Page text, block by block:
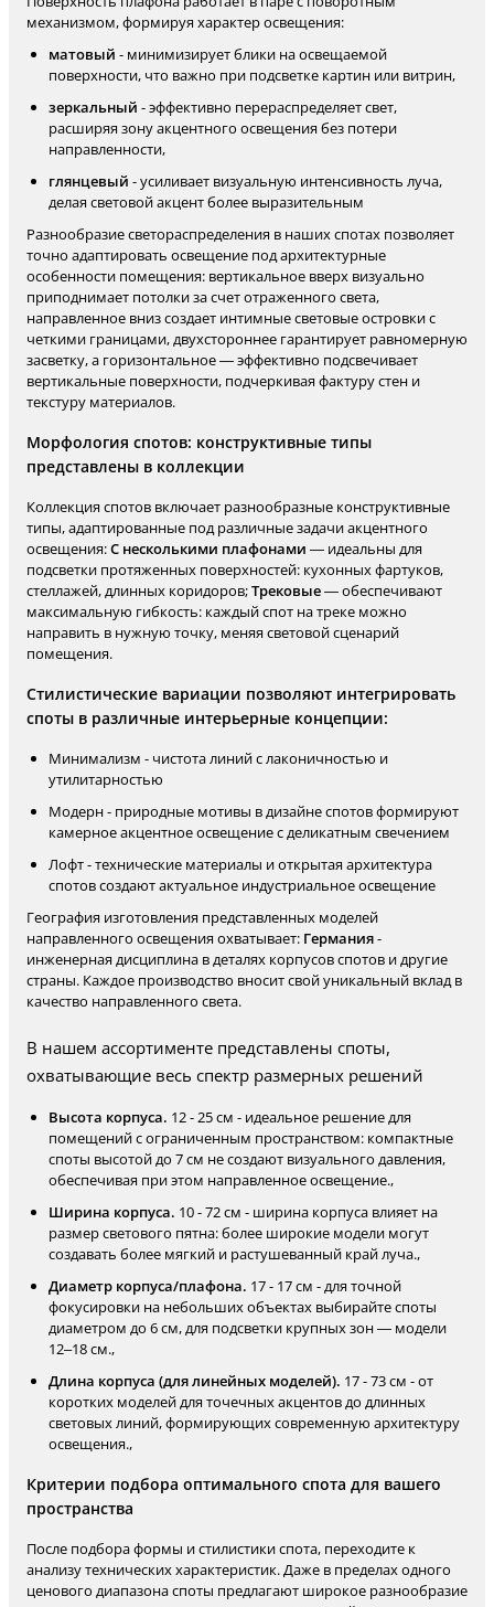
механизмом, формируя характер освещения:
матовый - минимизирует блики на освещаемой
поверхности, что важно при подсветке картин или витрин,
зеркальный - эффективно перераспределяет свет,
расширяя зону акцентного освещения без потери
направленности,
глянцевый - усиливает визуальную интенсивность луча,
делая световой акцент более выразительным
Разнообразие светораспределения в наших спотах позволяет
точно адаптировать освещение под архитектурные
особенности помещения: вертикальное вверх визуально
приподнимает потолки за счет отраженного света,
направленное вниз создает интимные световые островки с
четкими границами, двухстороннее гарантирует равномерную
засветку, а горизонтальное — эффективно подсвечивает
вертикальные поверхности, подчеркивая фактуру стен и
текстуру материалов.
Морфология спотов: конструктивные типы
представлены в коллекции
Коллекция спотов включает разнообразные конструктивные
типы, адаптированные под различные задачи акцентного
освещения:С несколькими плафонами — идеальны для
подсветки протяженных поверхностей: кухонных фартуков,
стеллажей, длинных коридоров;Трековые— обеспечивают
максимальную гибкость: каждый спот на треке можно
направить в нужную точку, меняя световой сценарий
помещения.
Стилистические вариации позволяют интегрировать
споты в различные интерьерные концепции:
Минимализм - чистота линий с лаконичностью и
утилитарностью
Модерн - природные мотивы в дизайне спотов формируют
камерное акцентное освещение с деликатным свечением
Лофт - технические материалы и открытая архитектура
спотов создают актуальное индустриальное освещение
География изготовления представленных моделей
направленного освещения охватывает: Германия-
инженерная дисциплина в деталях корпусов спотов и другие
страны. Каждое производство вносит свой уникальный вклад в
качество направленного света.
В нашем ассортименте представлены споты,
охватывающие весь спектр размерных решений
Высота корпуса. 12 - 25 см - идеальное решение для
помещений с ограниченным пространством: компактные
споты высотой до 7 см не создают визуального давления,
обеспечивая при этом направленное освещение.,
Ширина корпуса. 10 - 72 см - ширина корпуса влияет на
размер светового пятна: более широкие модели могут
создавать более мягкий и растушеванный край луча.,
Диаметр корпуса/плафона. 17 - 17 см - для точной
фокусировки на небольших объектах выбирайте споты
диаметром до 6 см, для подсветки крупных зон — модели
12–18 см.,
Длина корпуса (для линейных моделей). 17 - 73 см - от
коротких моделей для точечных акцентов до длинных
световых линий, формирующих современную архитектуру
освещения.,
Критерии подбора оптимального спота для вашего
пространства
После подбора формы и стилистики спота, переходите к
анализу технических характеристик. Даже в пределах одного
ценового диапазона споты предлагают широкое разнообразие